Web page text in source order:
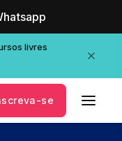
livres
se